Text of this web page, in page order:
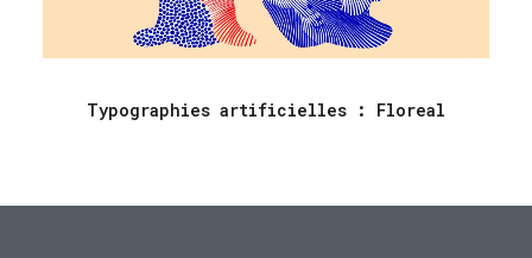
Typographies artificielles : Floreal